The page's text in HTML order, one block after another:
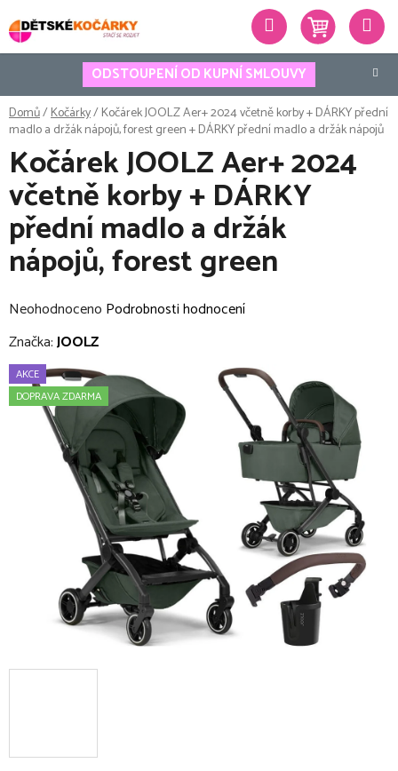
na
obsah
ODSTOUPENÍ OD KUPNÍ SMLOUVY
Hledat
Domů/Kočárky/Kočárek JOOLZ Aer+ 2024 včetně korby + DÁRKY přední
madlo a držák nápojů, forest green+ DÁRKY přední madlo a držák nápojů
Kočárek JOOLZ Aer+ 2024
včetně korby + DÁRKY
přední madlo a držák
nápojů, forest green
Průměrné
hodnocení
je
0,0
Neohodnoceno Podrobnosti hodnocení
Značka:JOOLZ
AKCE
DOPRAVA ZDARMA